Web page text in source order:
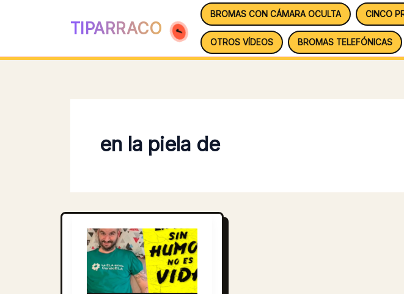
TIPARRACO
BROMAS CON CÁMARA OCULTA CINCO
OTROS VÍDEOS BROMAS TELEFÓNICAS
en la piela de